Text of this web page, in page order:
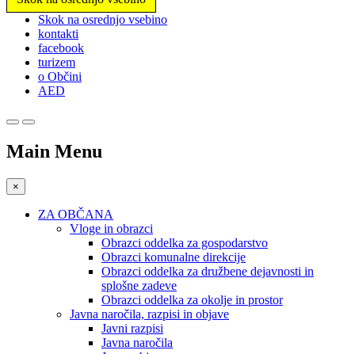
Prosimo,
upoštevajte:
spletno
mesto
vključuje
sistem
Skok na osrednjo vsebino
kontakti
facebook
turizem
o Občini
AED
Main Menu
×
ZA OBČANA
Vloge in obrazci
Obrazci oddelka za gospodarstvo
Obrazci komunalne direkcije
Obrazci oddelka za družbene dejavnosti in
splošne zadeve
Obrazci oddelka za okolje in prostor
Javna naročila, razpisi in objave
Javni razpisi
Javna naročila